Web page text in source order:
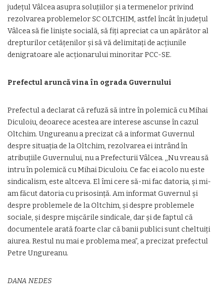
județul Vâlcea asupra soluțiilor și a termenelor privind
rezolvarea problemelor SC OLTCHIM, astfel încât în județul
Vâlcea să fie liniște socială, să fiți apreciat ca un apărător al
drepturilor cetățenilor și să vă delimitați de acțiunile
denigratoare ale acționarului minoritar PCC-SE.
Prefectul aruncă vina în ograda Guvernului
Prefectul a declarat că refuză să intre în polemică cu Mihai
Diculoiu, deoarece acestea are interese ascunse în cazul
Oltchim. Ungureanu a precizat că a informat Guvernul
despre situația de la Oltchim, rezolvarea ei intrând în
atribuțiile Guvernului, nu a Prefecturii Vâlcea. ,,Nu vreau să
intru în polemică cu Mihai Diculoiu. Ce fac ei acolo nu este
sindicalism, este altceva. El îmi cere să-mi fac datoria, și mi-
am făcut datoria cu prisosință. Am informat Guvernul și
despre problemele de la Oltchim, și despre problemele
sociale, și despre mișcările sindicale, dar și de faptul că
documentele arată foarte clar că banii publici sunt cheltuiți
aiurea. Restul nu mai e problema mea”, a precizat prefectul
Petre Ungureanu.
DANA NEDES